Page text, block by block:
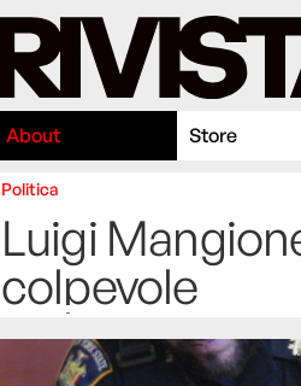
About Store
Politica
Luigi
colpevole